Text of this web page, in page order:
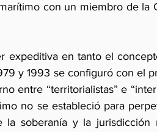
con un miembro de la
expeditiva en tanto el
y 1993 se configuró con el
entre “territorialistas” e
no se estableció para
soberanía y la jurisdicción